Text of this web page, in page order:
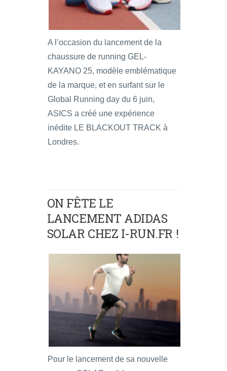
A l’occasion du lancement de la
chaussure de running GEL-
KAYANO 25, modèle emblématique
de la marque, et en surfant sur le
Global Running day du 6 juin,
ASICS a créé une expérience
inédite LE BLACKOUT TRACK à
Londres.
ON FÊTE LE
LANCEMENT ADIDAS
SOLAR CHEZ I-RUN.FR !
Pour le lancement de sa nouvelle